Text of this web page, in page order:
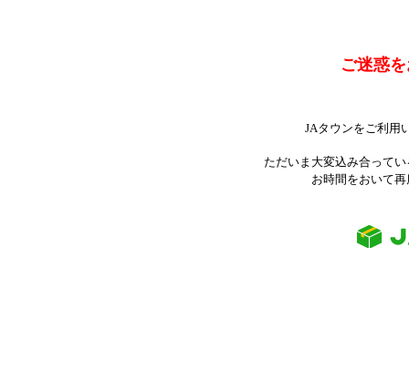
ご迷惑
JAタウンをご利用
ただいま大変込み合って
お時間をおいて